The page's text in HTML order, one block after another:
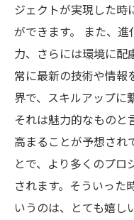
ジェクトが実現した時
ができます。 また、
力、さらには環境に配
常に最新の技術や情報
界で、スキルアップに
それは魅力的なものと
高まることが予想され
とで、より多くのプロ
されます。そういった
いうのは、とても嬉し